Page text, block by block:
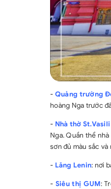
- Quảng trường
hoàng Nga trước
- Nhà thờ
Nga. Quần thể
sơn đủ màu sắc
- Lăng Lenin: nơi
- Siêu thị GUM: